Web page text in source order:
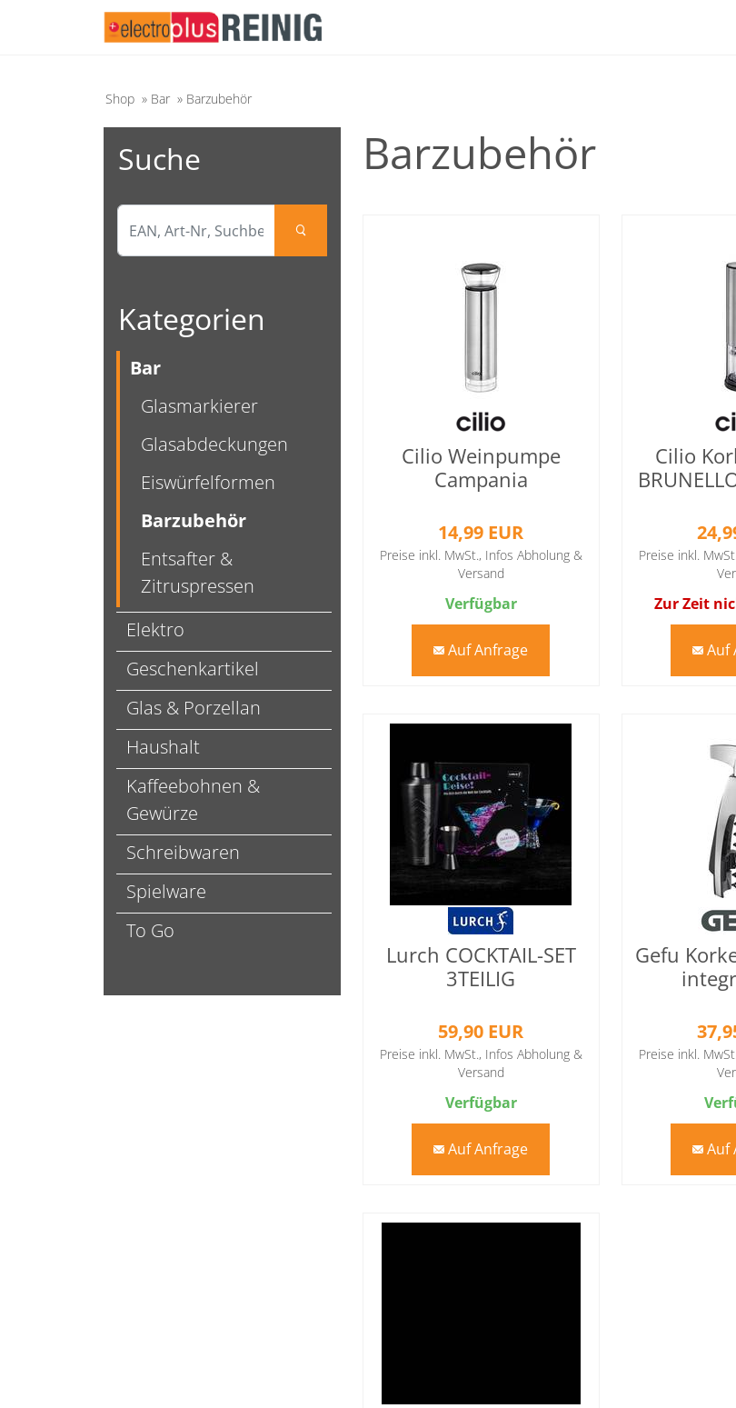
Shop » Bar » Barzubehör
Suche
search
Kategorien
Bar
Glasmarkierer
Glasabdeckungen
Eiswürfelformen
Barzubehör
Entsafter &
Zitruspressen
Elektro
Geschenkartikel
Glas & Porzellan
Haushalt
Kaffeebohnen &
Gewürze
Schreibwaren
Spielware
To Go
Barzubehör
Cilio Weinpumpe
Campania
14,99 EUR
Preise inkl. MwSt., Infos Abholung &
Versand
Verfügbar
mail Auf Anfrage
Cilio
Preise inkl.
Zur Zeit
mail Auf
Lurch COCKTAIL-SET
3TEILIG
59,90 EUR
Preise inkl. MwSt., Infos Abholung &
Versand
Verfügbar
mail Auf Anfrage
Gefu
Preise inkl.
mail Auf